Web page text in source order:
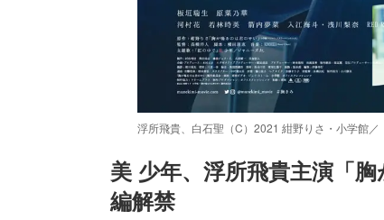
浮所飛貴、白石聖（C）2021 紺野りさ・小学館
美 少年、浮所飛貴主演「
編解禁